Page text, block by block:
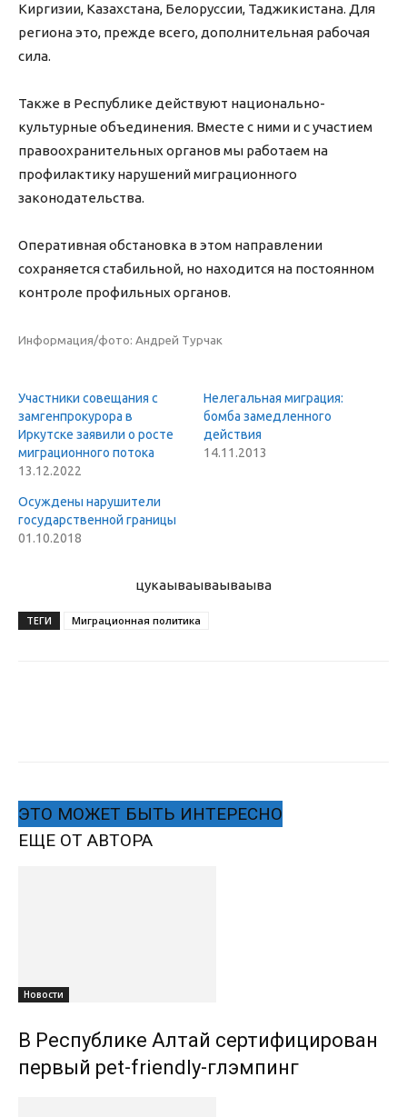
Киргизии, Казахстана, Белоруссии, Таджикистана. Для
региона это, прежде всего, дополнительная рабочая
сила.
Также в Республике действуют национально-
культурные объединения. Вместе с ними и с участием
правоохранительных органов мы работаем на
профилактику нарушений миграционного
законодательства.
Оперативная обстановка в этом направлении
сохраняется стабильной, но находится на постоянном
контроле профильных органов.
Информация/фото: Андрей Турчак
Участники совещания с
замгенпрокурора в
Иркутске заявили о росте
миграционного потока
13.12.2022
Нелегальная миграция:
бомба замедленного
действия
14.11.2013
Осуждены нарушители
государственной границы
01.10.2018
цукаываываываыва
ТЕГИ Миграционная политика
ЭТО МОЖЕТ БЫТЬ ИНТЕРЕСНО
ЕЩЕ ОТ АВТОРА
Новости
В Республике Алтай сертифицирован
первый pet-friendly-глэмпинг